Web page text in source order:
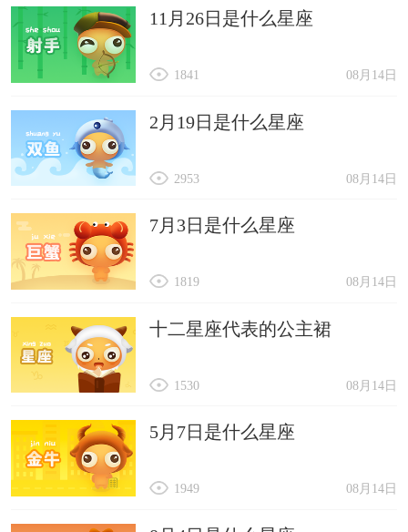
11月26日是什么星座
08月14日
1841
2月19日是什么星座
08月14日
2953
7月3日是什么星座
08月14日
1819
十二星座代表的公主裙
08月14日
1530
5月7日是什么星座
08月14日
1949